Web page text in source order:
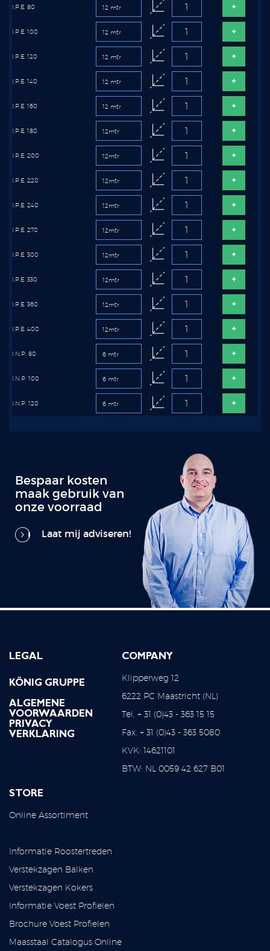
I.P.E. 80
I.P.E. 100
I.P.E. 120
I.P.E. 140
I.P.E. 160
I.P.E. 180
I.P.E. 200
I.P.E. 220
I.P.E. 240
I.P.E. 270
I.P.E. 300
I.P.E. 330
I.P.E. 360
I.P.E. 400
I.N.P. 80
I.N.P. 100
I.N.P. 120
Bespaar kosten
maak gebruik van
onze voorraad
Laat mij adviseren!
LEGAL
KÖNIG GRUPPE
ALGEMENE
VOORWAARDEN
PRIVACY
VERKLARING
COMPANY
Klipperweg 12
6222 PC Maastricht (NL)
Tel. + 31 (0)43 - 363 15 15
Fax. + 31 (0)43 - 363 5080
KVK: 14621101
BTW: NL 0059 42 627 B01
STORE
Online Assortiment
Informatie Roostertreden
Verstekzagen Balken
Verstekzagen Kokers
Informatie Voest Profielen
Brochure Voest Profielen
Maasstaal Catalogus Online